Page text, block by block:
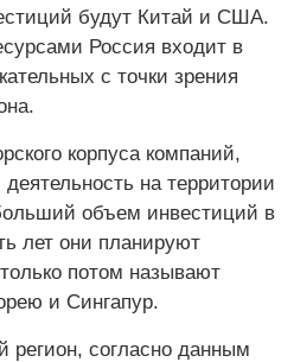
будут Китай и США.
Россия входит в
с точки зрения
корпуса компаний,
на территории
объем инвестиций в
лет они планируют
потом называют
и Сингапур.
регион, согласно данным